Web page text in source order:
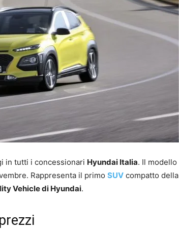
in tutti i concessionari Hyundai Italia. Il modello
Rappresenta il primo SUV compatto della
Vehicle di Hyundai.